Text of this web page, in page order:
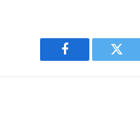
Facebook